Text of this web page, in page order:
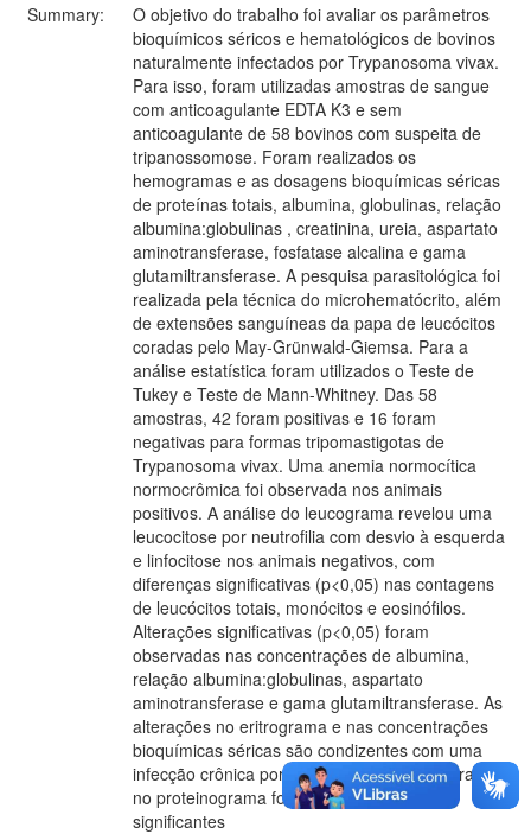
Summary:
O objetivo do trabalho foi avaliar os parâmetros
bioquímicos séricos e hematológicos de bovinos
naturalmente infectados por Trypanosoma vivax.
Para isso, foram utilizadas amostras de sangue
com anticoagulante EDTA K3 e sem
anticoagulante de 58 bovinos com suspeita de
tripanossomose. Foram realizados os
hemogramas e as dosagens bioquímicas séricas
de proteínas totais, albumina, globulinas, relação
albumina:globulinas , creatinina, ureia, aspartato
aminotransferase, fosfatase alcalina e gama
glutamiltransferase. A pesquisa parasitológica foi
realizada pela técnica do microhematócrito, além
de extensões sanguíneas da papa de leucócitos
coradas pelo May-Grünwald-Giemsa. Para a
análise estatística foram utilizados o Teste de
Tukey e Teste de Mann-Whitney. Das 58
amostras, 42 foram positivas e 16 foram
negativas para formas tripomastigotas de
Trypanosoma vivax. Uma anemia normocítica
normocrômica foi observada nos animais
positivos. A análise do leucograma revelou uma
leucocitose por neutrofilia com desvio à esquerda
e linfocitose nos animais negativos, com
diferenças significativas (p<0,05) nas contagens
de leucócitos totais, monócitos e eosinófilos.
Alterações significativas (p<0,05) foram
observadas nas concentrações de albumina,
relação albumina:globulinas, aspartato
aminotransferase e gama glutamiltransferase. As
alterações no eritrograma e nas concentrações
bioquímicas séricas são condizentes com uma
infecção crônica por T. vivax. Anemia e alterações
no proteinograma foram os achados mais
significantes